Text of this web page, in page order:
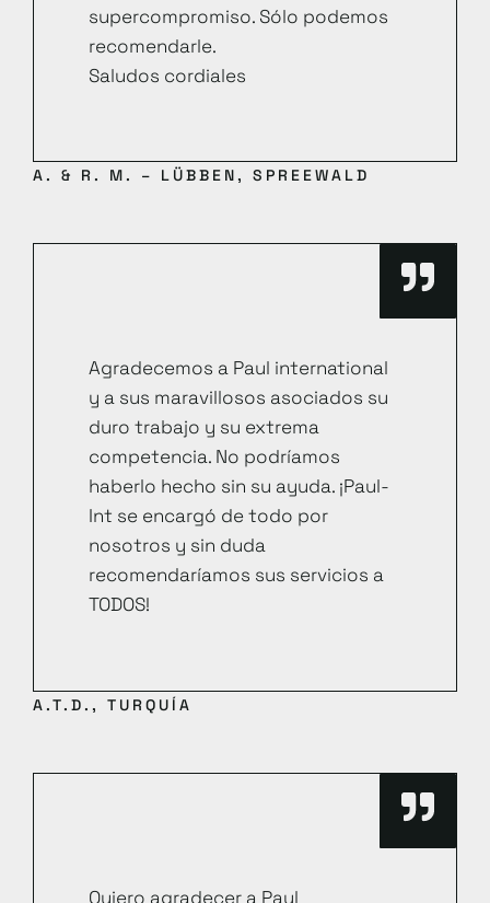
supercompromiso. Sólo podemos
recomendarle.
Saludos cordiales
A. & R. M. – LÜBBEN, SPREEWALD
Agradecemos a Paul international
y a sus maravillosos asociados su
duro trabajo y su extrema
competencia. No podríamos
haberlo hecho sin su ayuda. ¡Paul-
Int se encargó de todo por
nosotros y sin duda
recomendaríamos sus servicios a
TODOS!
A.T.D., TURQUÍA
Quiero agradecer a Paul